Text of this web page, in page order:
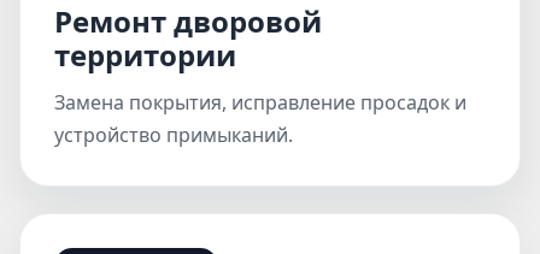
Ремонт дворовой
территории
Замена покрытия, исправление просадок и
устройство примыканий.